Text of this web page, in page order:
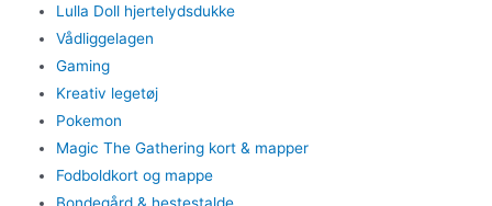
Lulla Doll hjertelydsdukke
Vådliggelagen
Gaming
Kreativ legetøj
Pokemon
Magic The Gathering kort & mapper
Fodboldkort og mappe